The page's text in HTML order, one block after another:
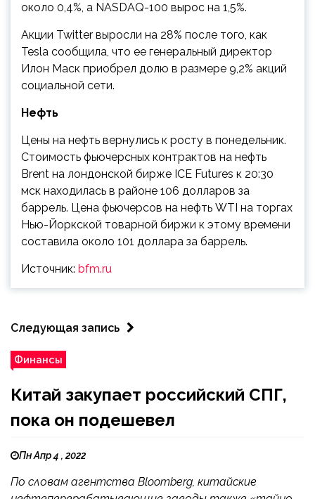
около 0,4%, а NASDAQ-100 вырос на 1,5%.
Акции Twitter выросли на 28% после того, как
Tesla сообщила, что ее генеральный директор
Илон Маск приобрел долю в размере 9,2% акций
социальной сети.
Нефть
Цены на нефть вернулись к росту в понедельник.
Стоимость фьючерсных контрактов на нефть
Brent на лондонской бирже ICE Futures к 20:30
мск находилась в районе 106 долларов за
баррель. Цена фьючерсов на нефть WTI на торгах
Нью-Йоркской товарной биржи к этому времени
составила около 101 доллара за баррель.
Источник: bfm.ru
Следующая запись
Финансы
Китай закупает российский СПГ,
пока он подешевел
Пн Апр 4 , 2022
По словам агентства Bloomberg, китайские